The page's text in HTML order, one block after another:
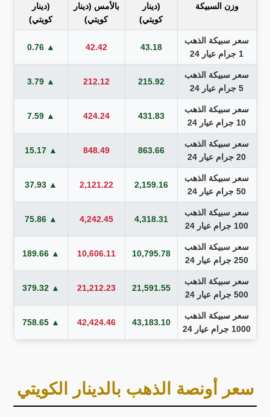
وزن السبيكة
(دينار
كويتي)
بالأمس (دينار
كويتي)
(دينار
كويتي)
سعر سبيكة الذهب
1 جرام عيار 24
43.18
42.42
▲ 0.76
سعر سبيكة الذهب
5 جرام عيار 24
215.92
212.12
▲ 3.79
سعر سبيكة الذهب
10 جرام عيار 24
431.83
424.24
▲ 7.59
سعر سبيكة الذهب
20 جرام عيار 24
863.66
848.49
▲ 15.17
سعر سبيكة الذهب
50 جرام عيار 24
2,159.16
2,121.22
▲ 37.93
سعر سبيكة الذهب
100 جرام عيار 24
4,318.31
4,242.45
▲ 75.86
سعر سبيكة الذهب
250 جرام عيار 24
10,795.78
10,606.11
▲ 189.66
سعر سبيكة الذهب
500 جرام عيار 24
21,591.55
21,212.23
▲ 379.32
سعر سبيكة الذهب
1000 جرام عيار 24
43,183.10
42,424.46
▲ 758.65
سعر أونصة الذهب بالدينار الكويتي